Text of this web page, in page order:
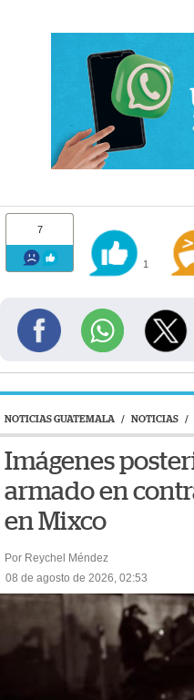
7
1
NOTICIAS GUATEMALA / NOTICIAS /
Imágenes
armado en
en Mixco
Por Reychel Méndez
08 de agosto de 2026, 02:53